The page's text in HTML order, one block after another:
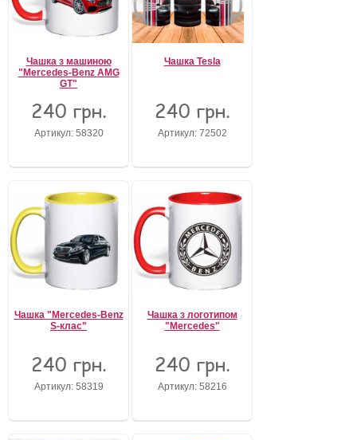
Чашка з машиною
"Mercedes-Benz AMG
GT"
240 грн.
Артикул: 58320
Чашка Tesla
240 грн.
Артикул: 72502
Чашка "Mercedes-Benz
S-клас"
240 грн.
Артикул: 58319
Чашка з логотипом
"Mercedes"
240 грн.
Артикул: 58216